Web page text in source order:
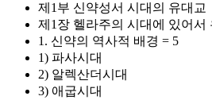
제1부 신약성서 시대의 유대교
제1장 헬라주의 시대에 있어서
1. 신약의 역사적 배경 = 5
1) 파사시대
2) 알렉산더시대
3) 애굽시대